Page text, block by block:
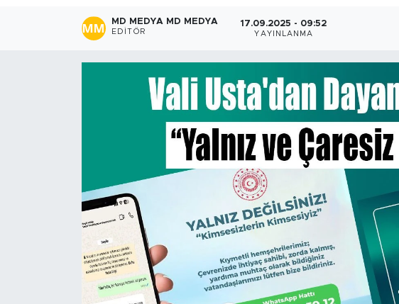
MD MEDYA MD MEDYA
EDITÖR
17.09.2025 - 09:52
YAYINLANMA
Yayladere-Yedisu
MD Prestij Dergisi
Son Dakika Haberleri